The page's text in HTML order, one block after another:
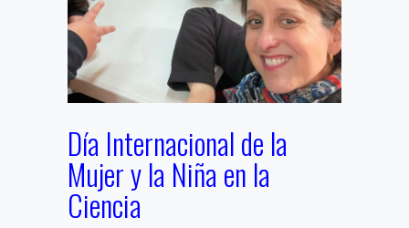
Día Internacional de la
Mujer y la Niña en la
Ciencia